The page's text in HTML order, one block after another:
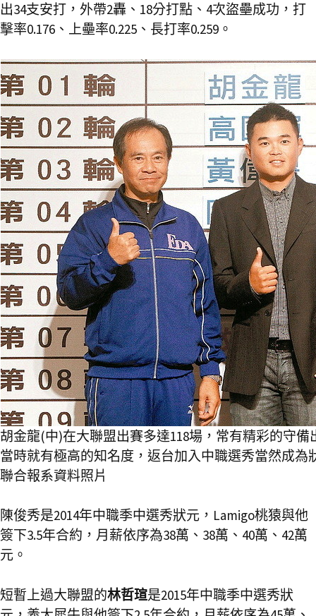
出34支安打，外帶2轟、18分打點、4次盜壘成功，打
擊率0.176、上壘率0.225、長打率0.259。
胡金龍(中)在大聯盟出賽多達118場，常有精彩的守
當時就有極高的知名度，返台加入中職選秀當然成
聯合報系資料照片
陳俊秀是2014年中職季中選秀狀元，Lamigo桃猿與他
簽下3.5年合約，月薪依序為38萬、38萬、40萬、42萬
元。
短暫上過大聯盟的林哲瑄是2015年中職季中選秀狀